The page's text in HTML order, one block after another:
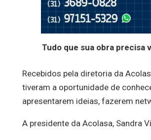
Tudo que sua obra precisa
Recebidos pela diretoria da
tiveram a oportunidade de
apresentarem ideias, fazerem
A presidente da Acolasa, Sandra